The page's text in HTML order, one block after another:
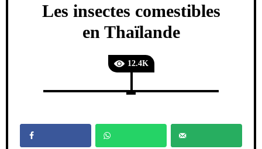
Les insectes comestibles
en Thaïlande
12.4K